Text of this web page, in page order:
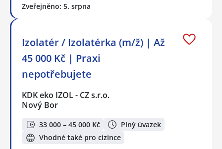
Zveřejněno: 5. srpna
Izolatér / Izolatérka (m/ž) | Až
45 000 Kč | Praxi
nepotřebujete
KDK eko IZOL - CZ s.r.o.
Nový Bor
33 000 – 45 000 Kč
Plný úvazek
Vhodné také pro cizince